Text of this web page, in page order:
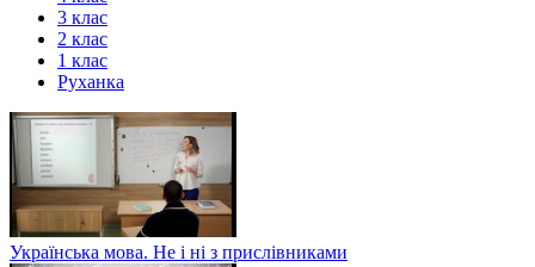
3 клас
2 клас
1 клас
Руханка
Українська мова. Не і ні з прислівниками